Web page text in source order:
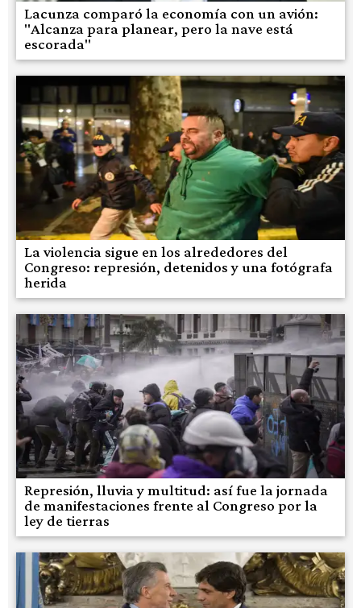
Lacunza comparó la economía con un avión:
"Alcanza para planear, pero la nave está
escorada"
La violencia sigue en los alrededores del
Congreso: represión, detenidos y una fotógrafa
herida
Represión, lluvia y multitud: así fue la jornada
de manifestaciones frente al Congreso por la
ley de tierras